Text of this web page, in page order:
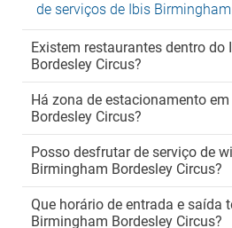
de serviços de Ibis
Existem restaurantes dentro do
Bordesley Circus?
Há zona de estacionamento
Bordesley Circus?
Posso desfrutar de serviço de
Birmingham Bordesley Circus?
Que horário de entrada e saída
Birmingham Bordesley Circus?